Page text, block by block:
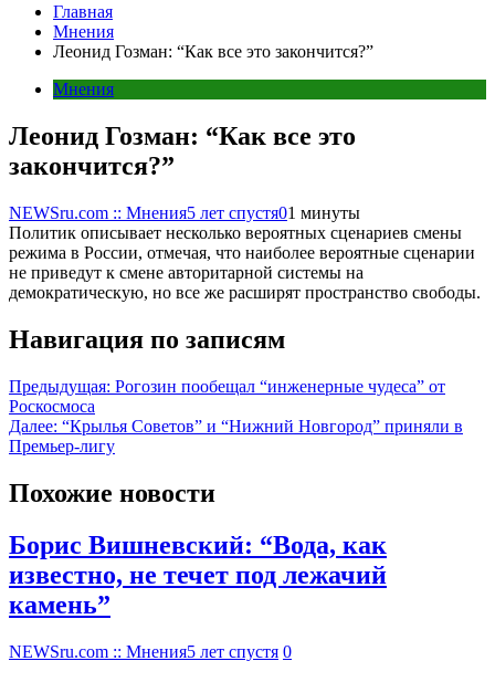
Главная
Мнения
Леонид Гозман: “Как все это закончится?”
Мнения
Леонид Гозман: “Как все это
закончится?”
NEWSru.com :: Мнения5 лет спустя01 минуты
Политик описывает несколько вероятных сценариев смены
режима в России, отмечая, что наиболее вероятные сценарии
не приведут к смене авторитарной системы на
демократическую, но все же расширят пространство свободы.
Навигация по записям
Предыдущая: Рогозин пообещал “инженерные чудеса” от
Роскосмоса
Далее: “Крылья Советов” и “Нижний Новгород” приняли в
Премьер-лигу
Похожие новости
Борис Вишневский: “Вода, как
известно, не течет под лежачий
камень”
NEWSru.com :: Мнения5 лет спустя 0